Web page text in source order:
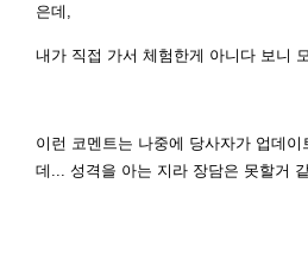
은데,
내가 직접 가서 체험한게 아니다 보니
이런 코멘트는 나중에 당사자가 업데
데... 성격을 아는 지라 장담은 못할거 같